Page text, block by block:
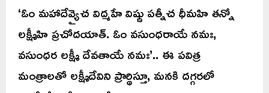
‘ఓం మహాదేవ్యైచ విద్మహే విష్ణు పత్నీచ ధీమహి తన్నో
లక్ష్మీహి ప్రచోదయాత్. ఓం వసుంధరాయే నమః,
వసుంధర లక్ష్మీ దేవతాయే నమః’.. ఈ పవిత్ర
మంత్రాలతో లక్ష్మీదేవిని ప్రార్థిస్తూ, మనకి దగ్గరలో